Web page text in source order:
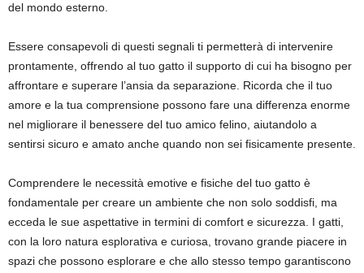
del mondo esterno.
Essere consapevoli di questi segnali ti permetterà di intervenire
prontamente, offrendo al tuo gatto il supporto di cui ha bisogno per
affrontare e superare l’ansia da separazione. Ricorda che il tuo
amore e la tua comprensione possono fare una differenza enorme
nel migliorare il benessere del tuo amico felino, aiutandolo a
sentirsi sicuro e amato anche quando non sei fisicamente presente.
Comprendere le necessità emotive e fisiche del tuo gatto è
fondamentale per creare un ambiente che non solo soddisfi, ma
ecceda le sue aspettative in termini di comfort e sicurezza. I gatti,
con la loro natura esplorativa e curiosa, trovano grande piacere in
spazi che possono esplorare e che allo stesso tempo garantiscono